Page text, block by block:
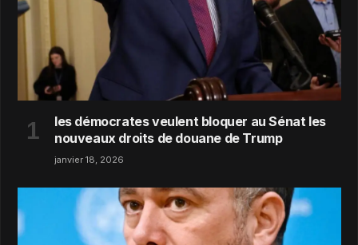
les démocrates veulent bloquer au Sénat les
nouveaux droits de douane de Trump
janvier 18, 2026